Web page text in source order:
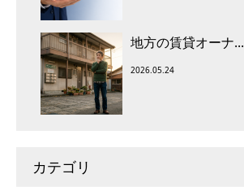
地方の賃貸オーナ...
2026.05.24
カテゴリ